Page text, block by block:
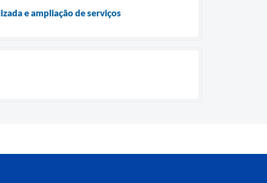
e ampliação de serviços